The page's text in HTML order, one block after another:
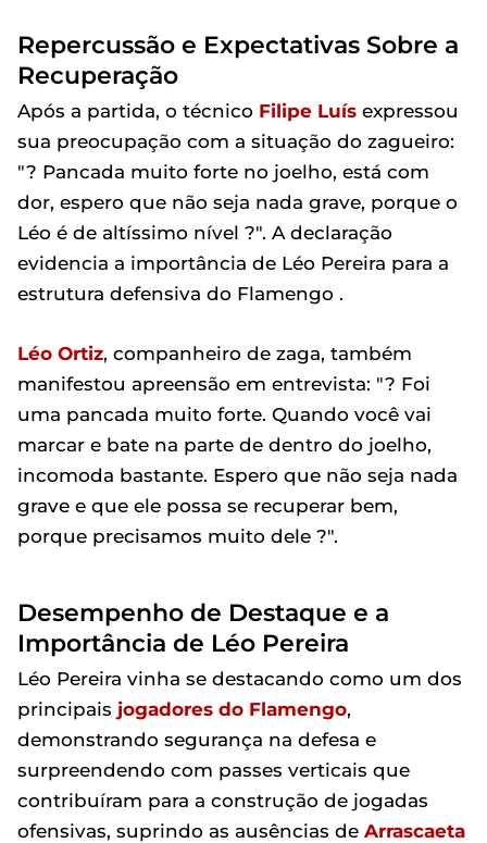
Repercussão e Expectativas Sobre a
Recuperação
Após a partida, o técnico Filipe Luís expressou
sua preocupação com a situação do zagueiro:
"? Pancada muito forte no joelho, está com
dor, espero que não seja nada grave, porque o
Léo é de altíssimo nível ?". A declaração
evidencia a importância de Léo Pereira para a
estrutura defensiva do Flamengo .
Léo Ortiz, companheiro de zaga, também
manifestou apreensão em entrevista: "? Foi
uma pancada muito forte. Quando você vai
marcar e bate na parte de dentro do joelho,
incomoda bastante. Espero que não seja nada
grave e que ele possa se recuperar bem,
porque precisamos muito dele ?".
Desempenho de Destaque e a
Importância de Léo Pereira
Léo Pereira vinha se destacando como um dos
principais jogadores do Flamengo,
demonstrando segurança na defesa e
surpreendendo com passes verticais que
contribuíram para a construção de jogadas
ofensivas, suprindo as ausências de Arrascaeta